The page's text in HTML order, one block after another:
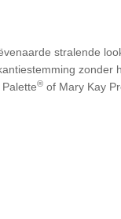
stralende
®of Mary Kay